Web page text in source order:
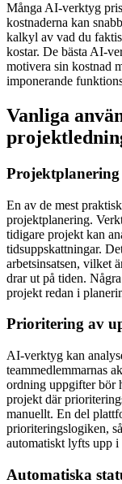
Många AI-verktyg
kostnaderna kan
kalkyl av vad du
kostar. De bästa AI-
motivera sin kostnad
imponerande
Vanliga
En av de mest
projektplanering.
tidigare projekt kan
tidsuppskattningar.
arbetsinsatsen, vilket
drar ut på tiden.
projekt redan i
Prioritering av
AI-verktyg kan
teammedlemmarnas
ordning uppgifter bör
projekt där
manuellt. En del
prioriteringslogiken,
automatiskt lyfts upp i
Automatiska